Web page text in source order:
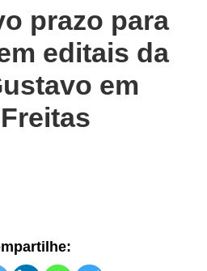
prazo para
editais da
em